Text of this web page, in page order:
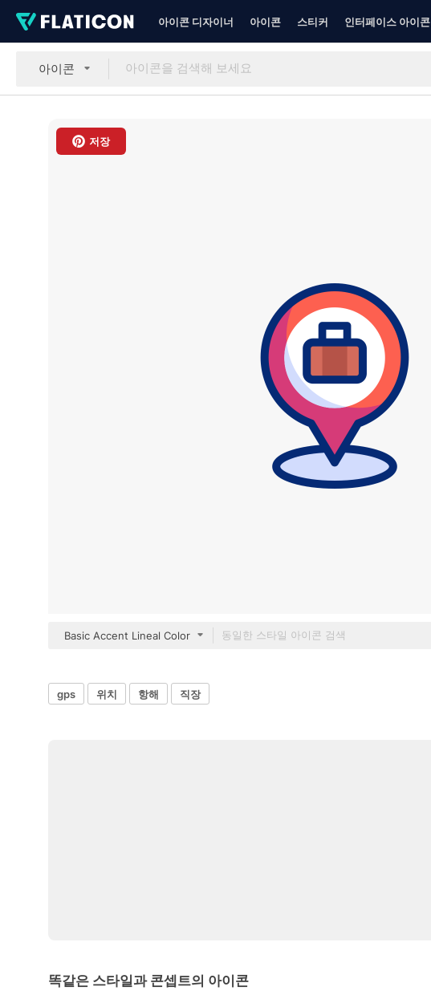
아이콘 디자이너 아이콘 스티커 인터페이스 아이콘
아이콘
저장
Basic Accent Lineal Color
gps 위치 항해 직장
똑같은 스타일과 콘셉트의 아이콘